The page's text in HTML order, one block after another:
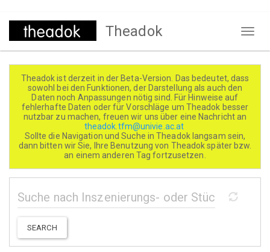
Direkt
Theadok
Theadok ist derzeit in der Beta-Version. Das bedeutet, dass
sowohl bei den Funktionen, der Darstellung als auch den
Daten noch Anpassungen nötig sind. Für Hinweise auf
fehlerhafte Daten oder für Vorschläge um Theadok besser
nutzbar zu machen, freuen wir uns über eine Nachricht an
theadok.tfm@univie.ac.at
Sollte die Navigation und Suche in Theadok langsam sein,
dann bitten wir Sie, Ihre Benutzung von Theadok später bzw.
an einem anderen Tag fortzusetzen.
SEARCH